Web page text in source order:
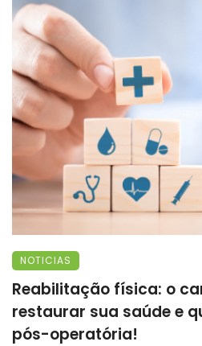
NOTICIAS
Reabilitação física: o
restaurar sua saúde e
pós-operatória!